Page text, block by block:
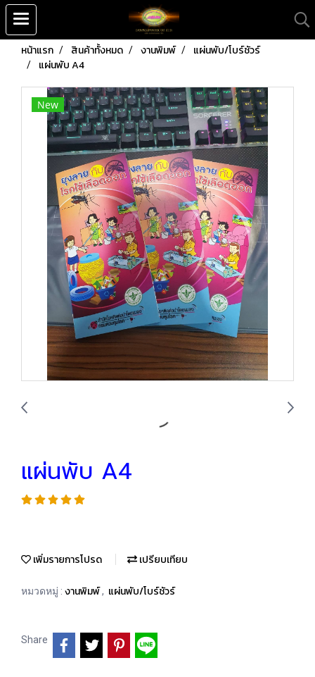
หน้าแรก สินค้าทั้งหมด งานพิมพ์
แผ่นพับ/โบร์ชัวร์
แผ่นพับ A4
New
แผ่นพับ A4
เพิ่มรายการโปรด เปรียบเทียบ
หมวดหมู่ : งานพิมพ์, แผ่นพับ/โบร์ชัวร์
Share